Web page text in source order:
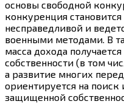
основы свободной
конкуренция
несправедливой и
военными методами. В
масса дохода
собственности (в том
а развитие многих
ориентируется на поиск
защищенной